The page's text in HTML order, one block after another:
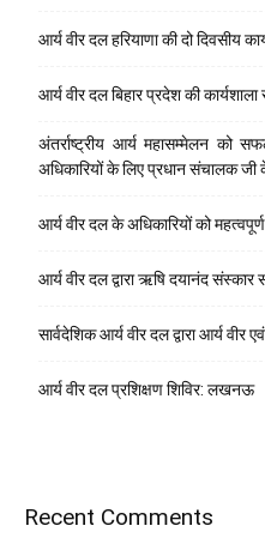
आर्य वीर दल हरियाणा की दो दिवसीय
आर्य वीर दल बिहार प्रदेश की कार्यशाला
अंतर्राष्ट्रीय आर्य महासम्मेलन
अधिकारियों के लिए प्रधान संचालक जी
आर्य वीर दल के अधिकारियों को
आर्य वीर दल द्वारा ऋषि दयानंद संस्कार
सार्वदेशिक आर्य वीर दल द्वारा आर्य वीर
आर्य वीर दल प्रशिक्षण शिविर: लखनऊ
Recent Comments